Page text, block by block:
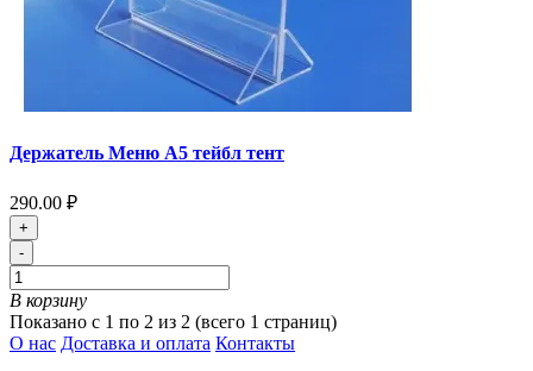
Держатель Меню А5 тейбл тент
290.00 ₽
+
-
В корзину
Показано с 1 по 2 из 2 (всего 1 страниц)
О нас Доставка и оплата Контакты